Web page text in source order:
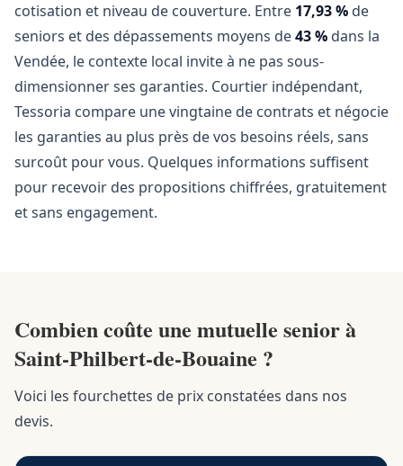
cotisation et niveau de couverture. Entre 17,93 % de
seniors et des dépassements moyens de43 % dans la
Vendée, le contexte local invite à ne pas sous-
dimensionner ses garanties. Courtier indépendant,
Tessoria compare une vingtaine de contrats et négocie
les garanties au plus près de vos besoins réels, sans
surcoût pour vous. Quelques informations suffisent
pour recevoir des propositions chiffrées, gratuitement
et sans engagement.
Combien coûte une mutuelle senior à
Saint-Philbert-de-Bouaine ?
Voici les fourchettes de prix constatées dans nos
devis.